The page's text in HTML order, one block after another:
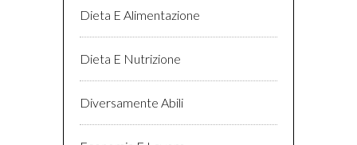
Dieta E Alimentazione
Dieta E Nutrizione
Diversamente Abili